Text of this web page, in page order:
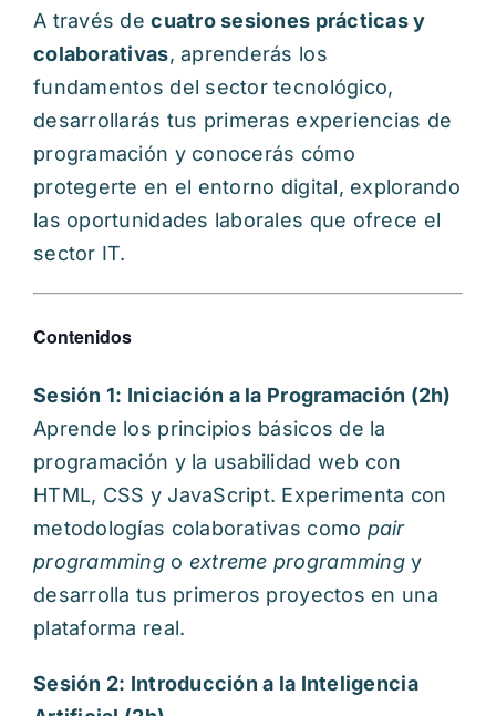
A través decuatro sesiones prácticas y
colaborativas, aprenderás los
fundamentos del sector tecnológico,
desarrollarás tus primeras experiencias de
programación y conocerás cómo
protegerte en el entorno digital, explorando
las oportunidades laborales que ofrece el
sector IT.
Contenidos
Sesión 1: Iniciación a la Programación (2h)
Aprende los principios básicos de la
programación y la usabilidad web con
HTML, CSS y JavaScript. Experimenta con
metodologías colaborativas como pair
programmingo extreme programmingy
desarrolla tus primeros proyectos en una
plataforma real.
Sesión 2: Introducción a la Inteligencia